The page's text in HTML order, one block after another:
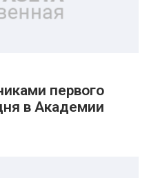
первого
в Академии